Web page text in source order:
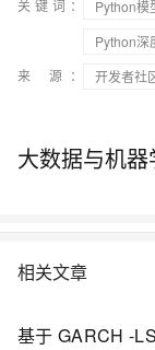
关键词： Python模
Python深
来 源：
开发者社
大数据与机器
相关文章